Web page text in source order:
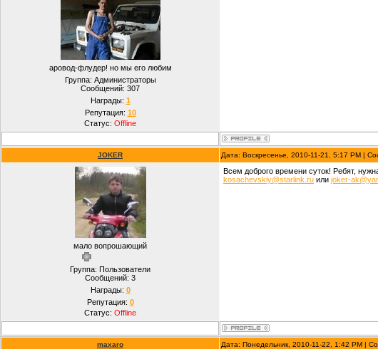
аровод-флудер! но мы его любим
Группа: Администраторы
Сообщений: 307
Награды: 1
Репутация: 10
Статус: Offline
JOKER Дата: Воскресенье, 2010-11-21, 5:17 PM |
мало вопрошающий
Группа: Пользователи
Сообщений: 3
Награды: 0
Репутация: 0
Статус: Offline
Всем доброго времени суток! Ребят,
kosachevskiy@starlink.ru или joker-
maxaro Дата: Понедельник, 2010-11-22, 1:42 PM |